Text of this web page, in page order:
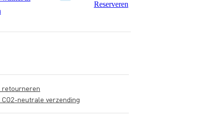
Reserveren
retourneren
CO2-neutrale verzending